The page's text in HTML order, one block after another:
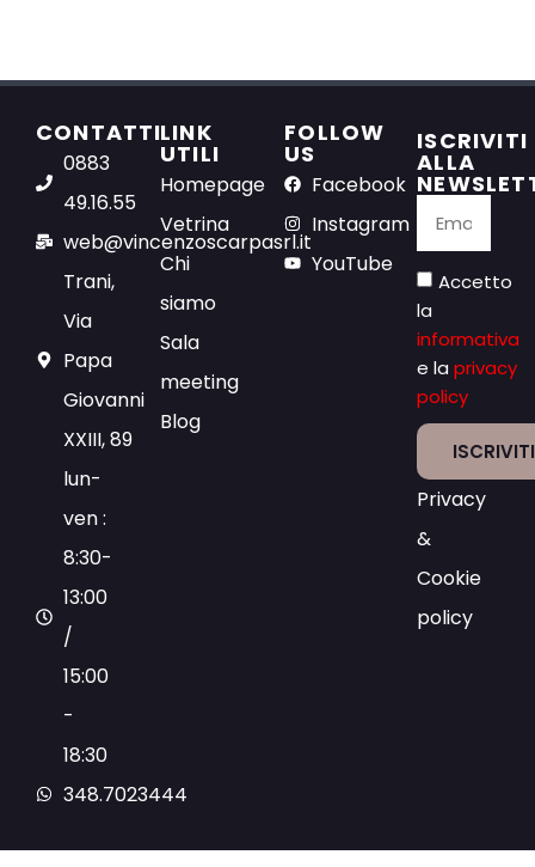
CONTATTI
0883
49.16.55
web@vincenzoscarpasrl.it
Trani,
Via
Papa
Giovanni
XXIII, 89
lun-
ven :
8:30-
13:00
/
15:00
-
18:30
348.7023444
LINK
UTILI
Homepage
Vetrina
Chi
siamo
Sala
meeting
Blog
FOLLOW
US
Facebook
Instagram
YouTube
ISCRIVITI
ALLA
Accetto
la
informativa
e laprivacy
policy
ISCRIVITI
Privacy
&
Cookie
policy